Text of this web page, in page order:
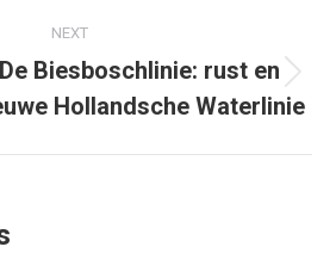
NEXT
Next
post:
Biesboschlinie: rust en
Hollandsche Waterlinie